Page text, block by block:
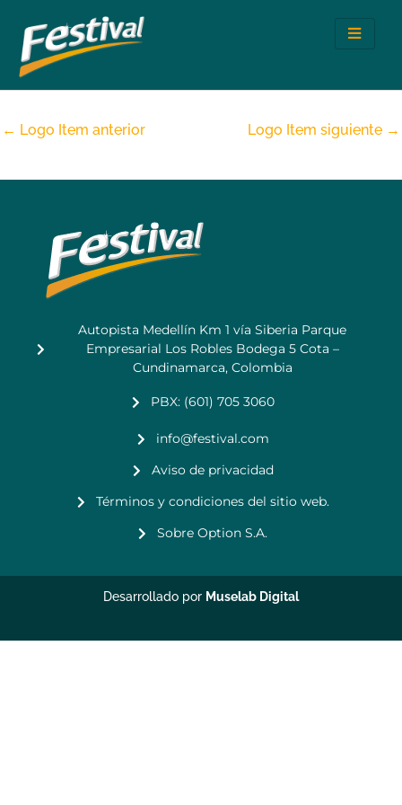
contenido
← Logo Item anterior Logo Item siguiente →
Autopista Medellín Km 1 vía Siberia Parque
Empresarial Los Robles Bodega 5 Cota –
Cundinamarca, Colombia
PBX: (601) 705 3060
info@festival.com
Aviso de privacidad
Términos y condiciones del sitio web.
Sobre Option S.A.
Desarrollado por Muselab Digital